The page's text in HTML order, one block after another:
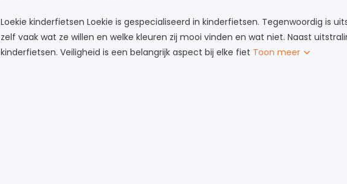
Loekie kinderfietsen Loekie is gespecialiseerd in kinderfietsen. Tegenwoordig is
zelf vaak wat ze willen en welke kleuren zij mooi vinden en wat niet. Naast
kinderfietsen. Veiligheid is een belangrijk aspect bij elke fiet Toon meer